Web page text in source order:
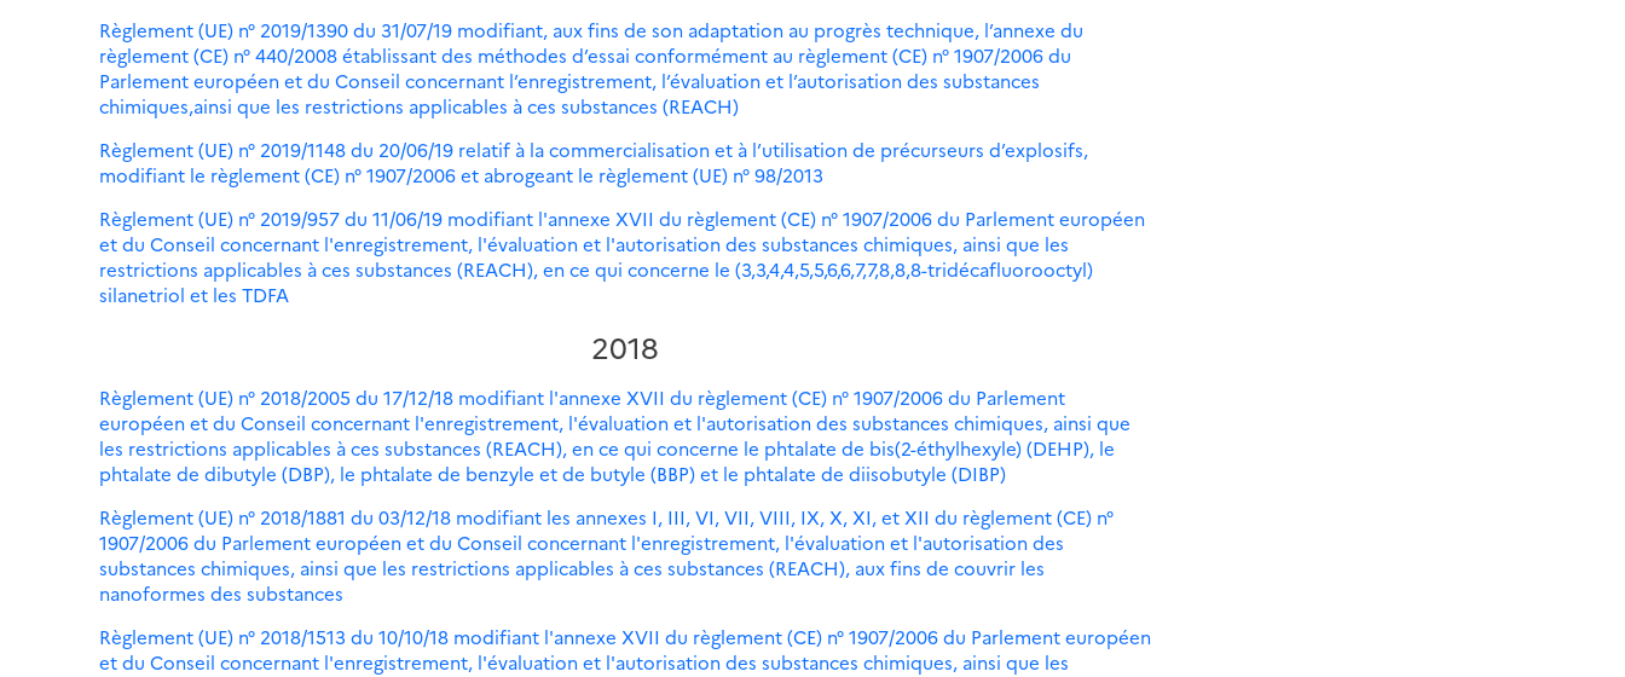
Règlement (UE) n° 2019/1390 du 31/07/19 modifiant, aux fins de son adaptation au progrès technique, l’annexe du
règlement (CE) n° 440/2008 établissant des méthodes d’essai conformément au règlement (CE) n° 1907/2006 du
Parlement européen et du Conseil concernant l’enregistrement, l’évaluation et l’autorisation des substances
chimiques,ainsi que les restrictions applicables à ces substances (REACH)
Règlement (UE) n° 2019/1148 du 20/06/19 relatif à la commercialisation et à l’utilisation de précurseurs d’explosifs,
modifiant le règlement (CE) n° 1907/2006 et abrogeant le règlement (UE) n° 98/2013
Règlement (UE) n° 2019/957 du 11/06/19 modifiant l'annexe XVII du règlement (CE) n° 1907/2006 du Parlement européen
et du Conseil concernant l'enregistrement, l'évaluation et l'autorisation des substances chimiques, ainsi que les
restrictions applicables à ces substances (REACH), en ce qui concerne le (3,3,4,4,5,5,6,6,7,7,8,8,8-tridécafluorooctyl)
silanetriol et les TDFA
2018
Règlement (UE) n° 2018/2005 du 17/12/18 modifiant l'annexe XVII du règlement (CE) n° 1907/2006 du Parlement
européen et du Conseil concernant l'enregistrement, l'évaluation et l'autorisation des substances chimiques, ainsi que
les restrictions applicables à ces substances (REACH), en ce qui concerne le phtalate de bis(2-éthylhexyle) (DEHP), le
phtalate de dibutyle (DBP), le phtalate de benzyle et de butyle (BBP) et le phtalate de diisobutyle (DIBP)
Règlement (UE) n° 2018/1881 du 03/12/18 modifiant les annexes I, III, VI, VII, VIII, IX, X, XI, et XII du règlement (CE) n°
1907/2006 du Parlement européen et du Conseil concernant l'enregistrement, l'évaluation et l'autorisation des
substances chimiques, ainsi que les restrictions applicables à ces substances (REACH), aux fins de couvrir les
nanoformes des substances
Règlement (UE) n° 2018/1513 du 10/10/18 modifiant l'annexe XVII du règlement (CE) n° 1907/2006 du Parlement européen
et du Conseil concernant l'enregistrement, l'évaluation et l'autorisation des substances chimiques, ainsi que les